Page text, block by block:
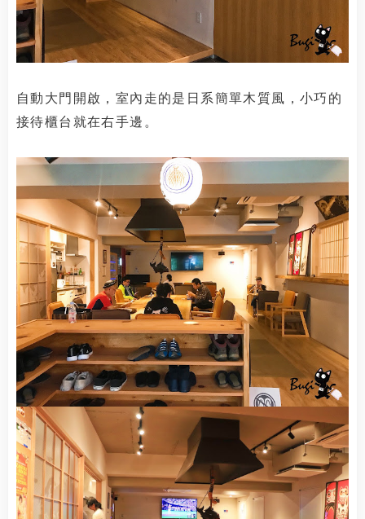
自動大門開啟，室內走的是日系簡單木質風，小巧的
接待櫃台就在右手邊。